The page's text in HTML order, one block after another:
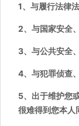
1、与履行法律
2、与国家安全
3、与公共安全
4、与犯罪侦查
5、出于维护您
很难得到您本人